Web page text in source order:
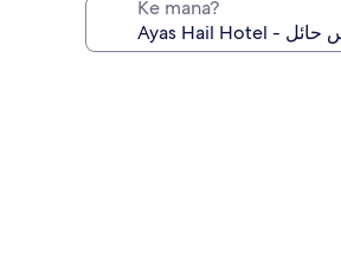
Ke mana?